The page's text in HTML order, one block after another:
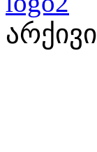
არქივი